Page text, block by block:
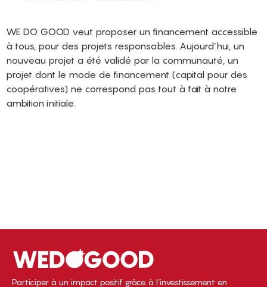
WE DO GOOD veut proposer un financement accessible
à tous, pour des projets responsables. Aujourd’hui, un
nouveau projet a été validé par la communauté, un
projet dont le mode de financement (capital pour des
coopératives) ne correspond pas tout à fait à notre
ambition initiale.
Participer à un impact positif grâce à l’investissement en